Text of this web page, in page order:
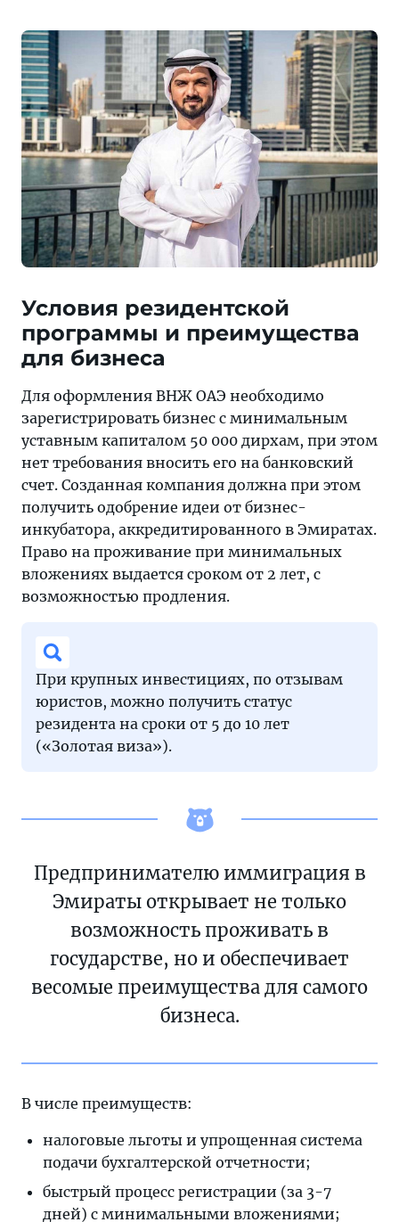
iWorld
—
отзывы
клиентов
о
реальных
выгодах
для
бизнесмена.
Условия резидентской
программы и преимущества
для бизнеса
Для оформления ВНЖ ОАЭ необходимо
зарегистрировать бизнес с минимальным
уставным капиталом 50 000 дирхам, при этом
нет требования вносить его на банковский
счет. Созданная компания должна при этом
получить одобрение идеи от бизнес-
инкубатора, аккредитированного в Эмиратах.
Право на проживание при минимальных
вложениях выдается сроком от 2 лет, с
возможностью продления.
При крупных инвестициях, по отзывам
юристов, можно получить статус
резидента на сроки от 5 до 10 лет
(«Золотая виза»).
Предпринимателю иммиграция в
Эмираты открывает не только
возможность проживать в
государстве, но и обеспечивает
весомые преимущества для самого
бизнеса.
В числе преимуществ:
налоговые льготы и упрощенная система
подачи бухгалтерской отчетности;
быстрый процесс регистрации (за 3-7
дней) с минимальными вложениями;